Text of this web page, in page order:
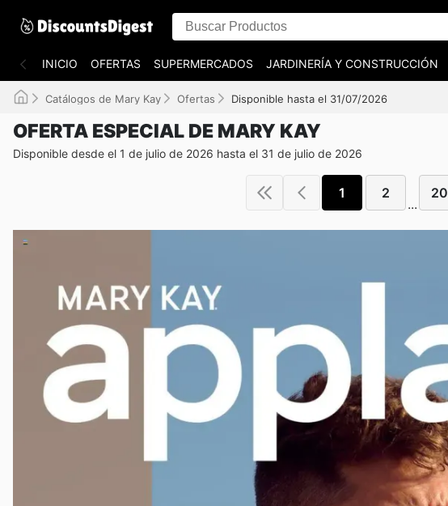
INICIO OFERTAS SUPERMERCADOS JARDINERÍA Y CONSTRUCCIÓN
Catálogos de Mary Kay Ofertas Disponible hasta el 31/07/2026
OFERTA ESPECIAL DE MARY KAY
Disponible desde el 1 de julio de 2026 hasta el 31 de julio de 2026
1 2
...
20